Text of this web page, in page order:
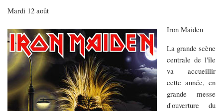
Mardi 12 août
Iron Maiden
La grande scène
centrale de l'île
va accueillir
cette année, en
grande messe
d'ouverture du